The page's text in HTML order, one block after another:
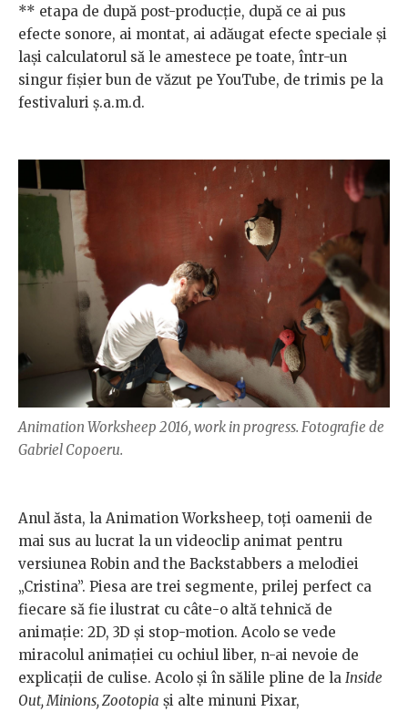
** etapa de după post-producție, după ce ai pus
efecte sonore, ai montat, ai adăugat efecte speciale și
lași calculatorul să le amestece pe toate, într-un
singur fișier bun de văzut pe YouTube, de trimis pe la
festivaluri ș.a.m.d.
Animation Worksheep 2016, work in progress. Fotografie de
Gabriel Copoeru.
Anul ăsta, la Animation Worksheep, toți oamenii de
mai sus au lucrat la un videoclip animat pentru
versiunea Robin and the Backstabbers a melodiei
„Cristina”. Piesa are trei segmente, prilej perfect ca
fiecare să fie ilustrat cu câte-o altă tehnică de
animație: 2D, 3D și stop-motion. Acolo se vede
miracolul animației cu ochiul liber, n-ai nevoie de
explicații de culise. Acolo și în sălile pline de la Inside
Out, Minions, Zootopia și alte minuni Pixar,